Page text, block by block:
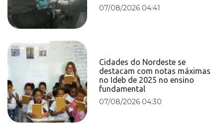
07/08/2026 04:41
Cidades do Nordeste se
destacam com notas máximas
no Ideb de 2025 no ensino
fundamental
07/08/2026 04:30